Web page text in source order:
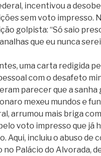
incentivou a
sem voto impresso.
golpista: “Só saio
que eu nunca
uma carta redigida
com o desafeto
parecer que a
mexeu mundos e
arrumou mais briga
voto impresso que já
Aqui, incluiu o abuso de
no Palácio do Alvorada,